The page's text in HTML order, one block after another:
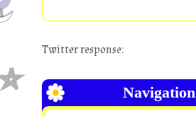
Twitter response:
Navigation